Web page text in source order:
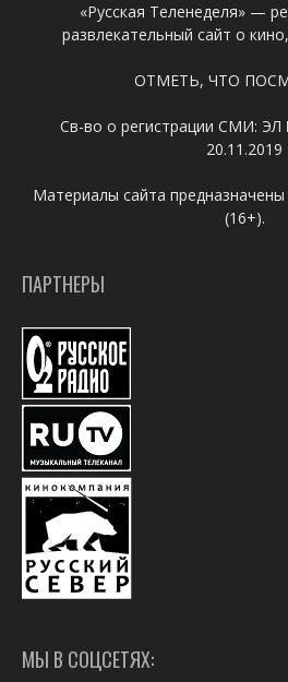
«Русская Теленеделя» —
развлекательный сайт о
ОТМЕТЬ, ЧТО
Св-во о регистрации СМИ:
20.11.2019
Материалы сайта
(16+).
ПАРТНЕРЫ
МЫ В СОЦСЕТЯХ: